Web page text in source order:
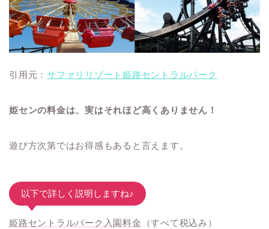
引用元：サファリリゾート姫路セントラルパーク
姫センの料金は、実はそれほど高くありません！
遊び方次第ではお得感もあると言えます。
以下で詳しく説明しますね♪
姫路セントラルパーク入園料金 （すべて税込み）